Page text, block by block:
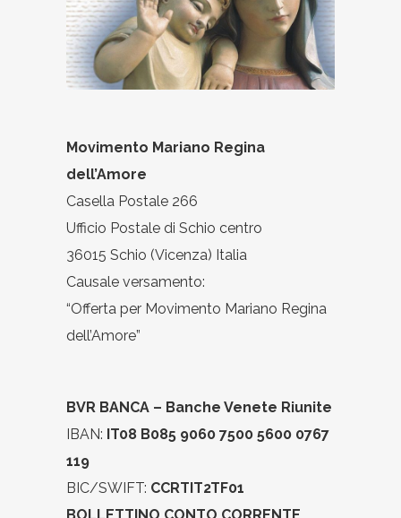
Movimento Mariano Regina
dell’Amore
Casella Postale 266
Ufficio Postale di Schio centro
36015 Schio (Vicenza) Italia
Causale versamento:
“Offerta per Movimento Mariano Regina
dell’Amore”
BVR BANCA – Banche Venete Riunite
IBAN: IT08 B085 9060 7500 5600 0767
119
BIC/SWIFT: CCRTIT2TF01
BOLLETTINO CONTO CORRENTE